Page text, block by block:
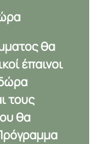
θα
έπαινοι
τους
θα